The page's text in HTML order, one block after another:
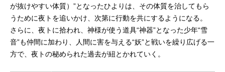
が抜けやすい体質）”となったひよりは、その体質を治してもら
うために夜トを追いかけ、次第に行動を共にするようになる。
さらに、夜トに拾われ、神様が使う道具“神器”となった少年“雪
音”も仲間に加わり、人間に害を与える“妖”と戦いを繰り広げる一
方で、夜トの秘められた過去が紐とかれていく。